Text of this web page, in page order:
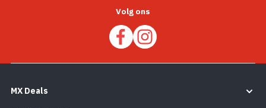
Volg ons
MX Deals